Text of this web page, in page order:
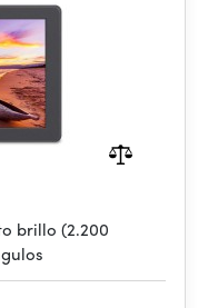
brillo (2.200